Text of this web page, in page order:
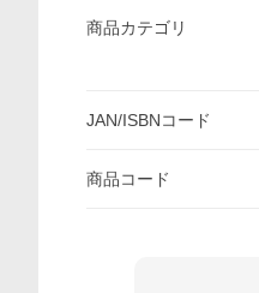
商品カテゴリ
JAN/ISBNコード
商品コード